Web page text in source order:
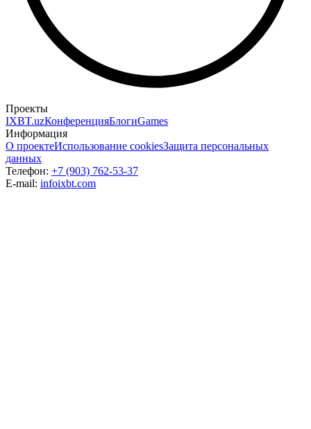
Проекты
IXBT.uzКонференцияБлогиGames
Информация
О проектеИспользование cookiesЗащита персональных
данных
Телефон: +7 (903) 762-53-37
E-mail: infoixbt.com